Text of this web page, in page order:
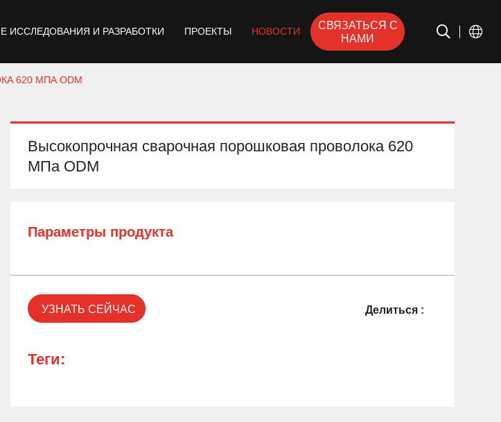
ИССЛЕДОВАНИЯ И РАЗРАБОТКИ ПРОЕКТЫ НОВОСТИ
СВЯЗАТЬСЯ С
НАМИ
620 МПА ODM
Высокопрочная сварочная порошковая проволока 620
МПа ODM
Параметры продукта
УЗНАТЬ СЕЙЧАС Делиться :
Теги: